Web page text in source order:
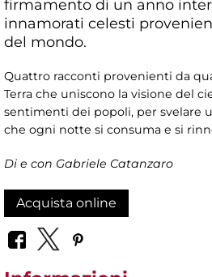
firmamento di un anno
innamorati celesti
del mondo.
Quattro racconti provenienti da
Terra che uniscono la visione del
sentimenti dei popoli, per svelare
che ogni notte si consuma e si
Di e con Gabriele Catanzaro
Acquista online